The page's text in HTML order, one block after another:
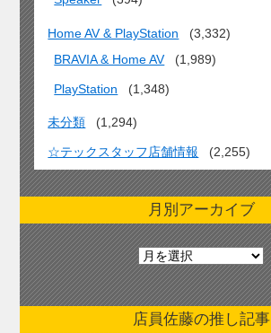
Home AV & PlayStation
(3,332)
BRAVIA & Home AV
(1,989)
PlayStation (1,348)
未分類 (1,294)
☆テックスタッフ店舗情報 (2,255)
月別アーカイブ
月
別
ア
ー
カ店員佐藤の推し記事